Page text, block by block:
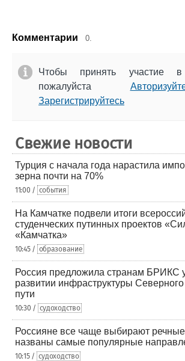
Комментарии 0.
Чтобы принять участие в
пожалуйста
Зарегистрируйтесь
Свежие новости
Турция с начала года нарастила
зерна почти на 70%
11:00 / события
На Камчатке подвели итоги
студенческих путинных проектов
«Камчатка»
10:45 / образование
Россия предложила странам БРИКС
развитии инфраструктуры
пути
10:30 / судоходство
Россияне все чаще выбирают
названы самые популярные
10:15 / судоходство